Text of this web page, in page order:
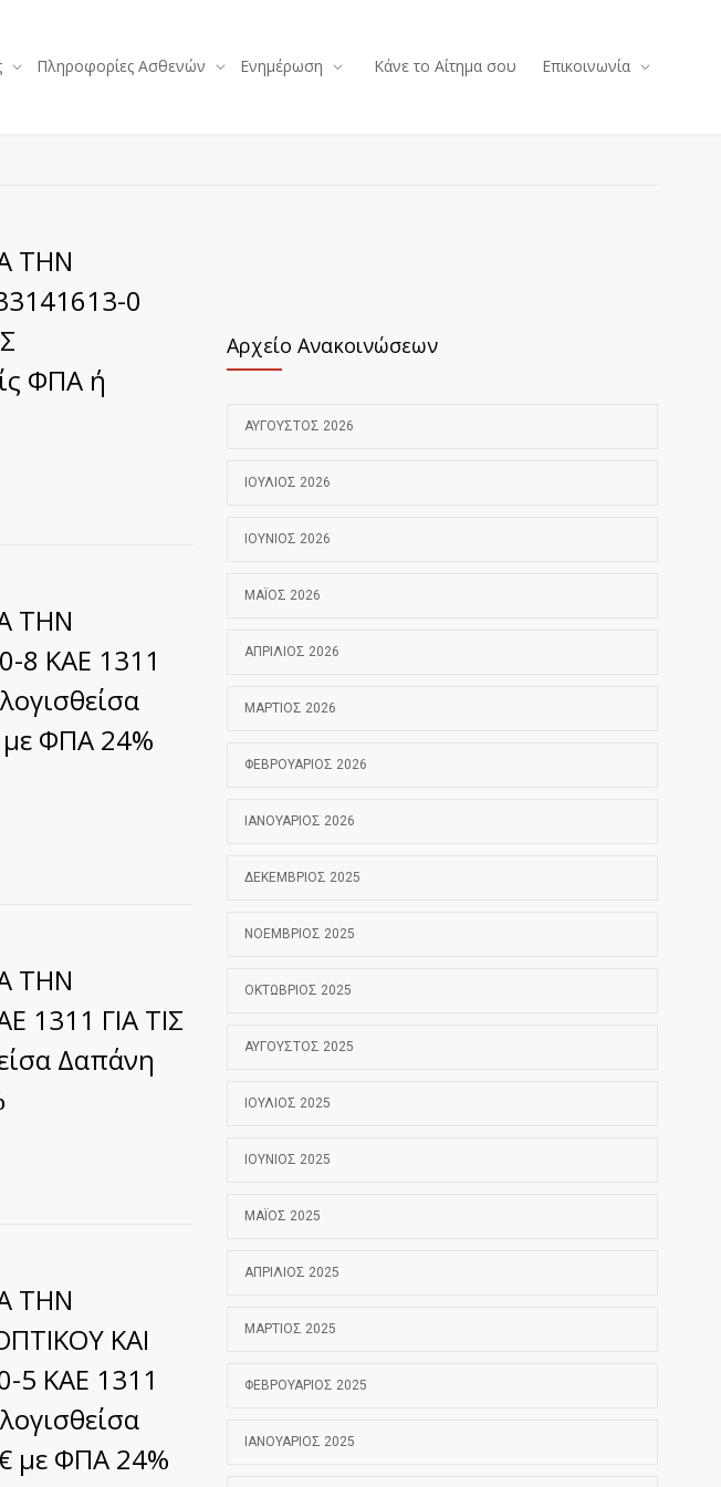
Πληροφορίες Ασθενών Ενημέρωση Κάνε το Αίτημα σου Επικοινωνία
ΤΗΝ
0
ΦΠΑ ή
ΤΗΝ
8 ΚΑΕ 1311
ΦΠΑ 24%
ΤΗΝ
1311 ΓΙΑ ΤΙΣ
Δαπάνη
ΤΗΝ
ΚΑΙ
5 ΚΑΕ 1311
με ΦΠΑ 24%
Αρχείο Ανακοινώσεων
ΑΎΓΟΥΣΤΟΣ 2026
ΙΟΎΛΙΟΣ 2026
ΙΟΎΝΙΟΣ 2026
ΜΆΙΟΣ 2026
ΑΠΡΊΛΙΟΣ 2026
ΜΆΡΤΙΟΣ 2026
ΦΕΒΡΟΥΆΡΙΟΣ 2026
ΙΑΝΟΥΆΡΙΟΣ 2026
ΔΕΚΈΜΒΡΙΟΣ 2025
ΝΟΈΜΒΡΙΟΣ 2025
ΟΚΤΏΒΡΙΟΣ 2025
ΑΎΓΟΥΣΤΟΣ 2025
ΙΟΎΛΙΟΣ 2025
ΙΟΎΝΙΟΣ 2025
ΜΆΙΟΣ 2025
ΑΠΡΊΛΙΟΣ 2025
ΜΆΡΤΙΟΣ 2025
ΦΕΒΡΟΥΆΡΙΟΣ 2025
ΙΑΝΟΥΆΡΙΟΣ 2025